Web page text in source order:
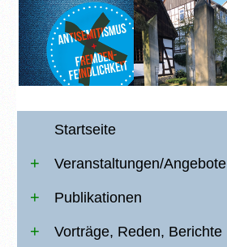
Startseite
Veranstaltungen/Angebote
Publikationen
Vorträge, Reden, Berichte